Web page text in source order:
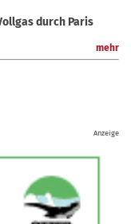
durch Paris
mehr
Anzeige